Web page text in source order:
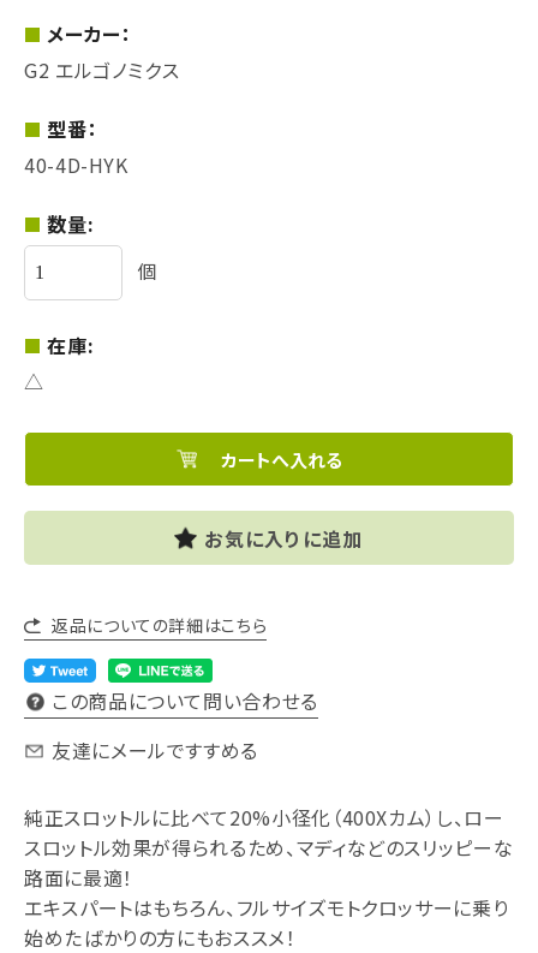
メーカー：
G2 エルゴノミクス
型番：
40-4D-HYK
数量:
個
在庫:
△
お気に入りに追加
返品についての詳細はこちら
この商品について問い合わせる
友達にメールですすめる
純正スロットルに比べて20%小径化（400Xカム）し、ロー
スロットル効果が得られるため、マディなどのスリッピーな
路面に最適！
エキスパートはもちろん、フルサイズモトクロッサーに乗り
始めたばかりの方にもおススメ！